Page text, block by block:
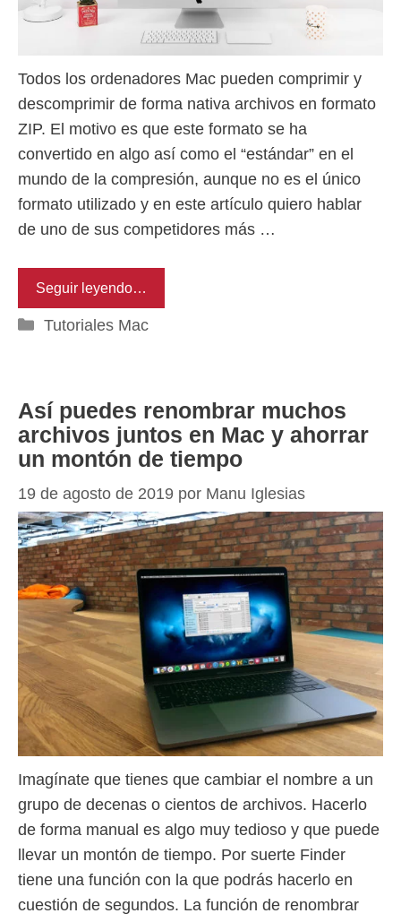
Todos los ordenadores Mac pueden comprimir y
descomprimir de forma nativa archivos en formato
ZIP. El motivo es que este formato se ha
convertido en algo así como el “estándar” en el
mundo de la compresión, aunque no es el único
formato utilizado y en este artículo quiero hablar
de uno de sus competidores más …
Seguir leyendo…
Categorías
Tutoriales Mac
Así puedes renombrar muchos
archivos juntos en Mac y ahorrar
un montón de tiempo
19 de agosto de 2019 por Manu Iglesias
Imagínate que tienes que cambiar el nombre a un
grupo de decenas o cientos de archivos. Hacerlo
de forma manual es algo muy tedioso y que puede
llevar un montón de tiempo. Por suerte Finder
tiene una función con la que podrás hacerlo en
cuestión de segundos. La función de renombrar